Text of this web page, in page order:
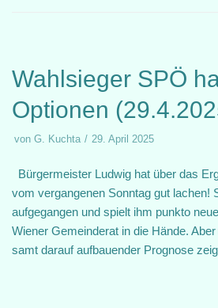
Wahlsieger SPÖ
Optionen
von G. Kuchta 29. April 2025
Bürgermeister Ludwig hat über das
vom vergangenen Sonntag gut lachen!
aufgegangen und spielt ihm punkto
Wiener Gemeinderat in die Hände.
samt darauf aufbauender Prognose